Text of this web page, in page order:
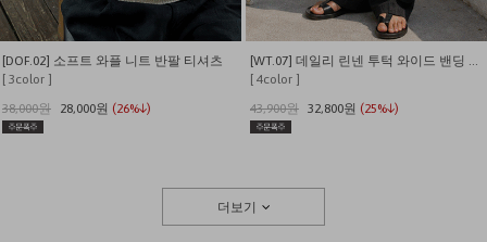
[DOF.02] 소프트 와플 니트 반팔 티셔츠
[ 3color ]
38,000원
28,000원 (26%↓)
[ 4color ]
43,900원 32,800원 (25%↓)
더보기